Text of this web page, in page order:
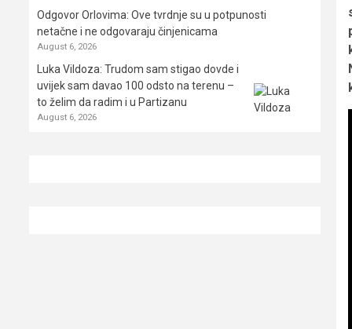
Odgovor Orlovima: ​Ove tvrdnje su u potpunosti
netačne i ne odgovaraju činjenicama
August 6, 2026
Luka Vildoza: Trudom sam stigao dovde i
uvijek sam davao 100 odsto na terenu –
to želim da radim i u Partizanu
August 6, 2026